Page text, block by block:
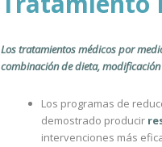
Los tratamientos médicos por
combinación de dieta,
Los programas de
demostrado producir
intervenciones más